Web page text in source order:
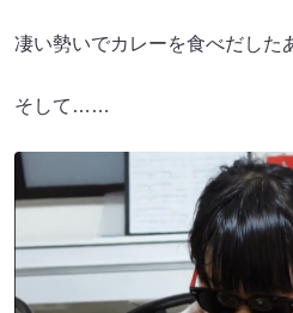
凄い勢いでカレーを食べだした
そして……